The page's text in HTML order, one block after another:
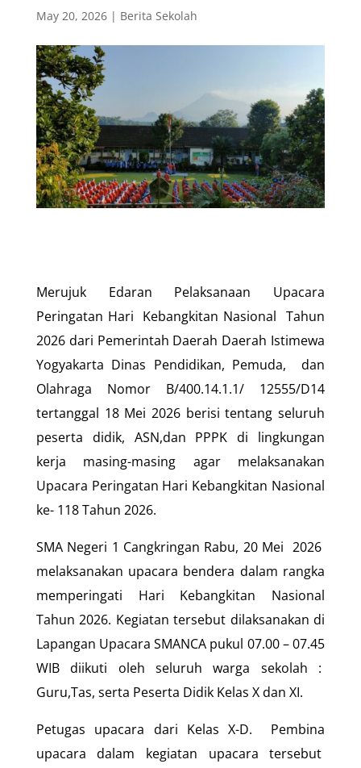
May 20, 2026| Berita Sekolah
Merujuk Edaran Pelaksanaan Upacara
Peringatan Hari Kebangkitan Nasional Tahun
2026 dari Pemerintah Daerah Daerah Istimewa
Yogyakarta Dinas Pendidikan, Pemuda, dan
Olahraga Nomor B/400.14.1.1/ 12555/D14
tertanggal 18 Mei 2026 berisi tentang seluruh
peserta didik, ASN,dan PPPK di lingkungan
kerja masing-masing agar melaksanakan
Upacara Peringatan Hari Kebangkitan Nasional
ke- 118 Tahun 2026.
SMA Negeri 1 Cangkringan Rabu, 20 Mei 2026
melaksanakan upacara bendera dalam rangka
memperingati Hari Kebangkitan Nasional
Tahun 2026. Kegiatan tersebut dilaksanakan di
Lapangan Upacara SMANCA pukul 07.00 – 07.45
WIB diikuti oleh seluruh warga sekolah :
Guru,Tas, serta Peserta Didik Kelas X dan XI.
Petugas upacara dari Kelas X-D. Pembina
upacara dalam kegiatan upacara tersebut